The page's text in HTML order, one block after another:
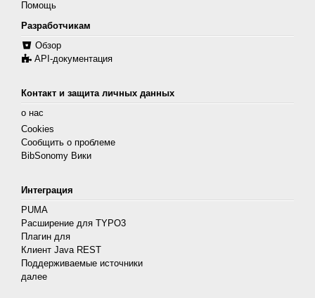
Помощь
Разработчикам
Обзор
API-документация
Контакт и защита личных данных
о нас
Cookies
Сообщить о проблеме
BibSonomy Вики
Интеграция
PUMA
Расширение для TYPO3
Плагин для
Клиент Java REST
Поддерживаемые источники
далее